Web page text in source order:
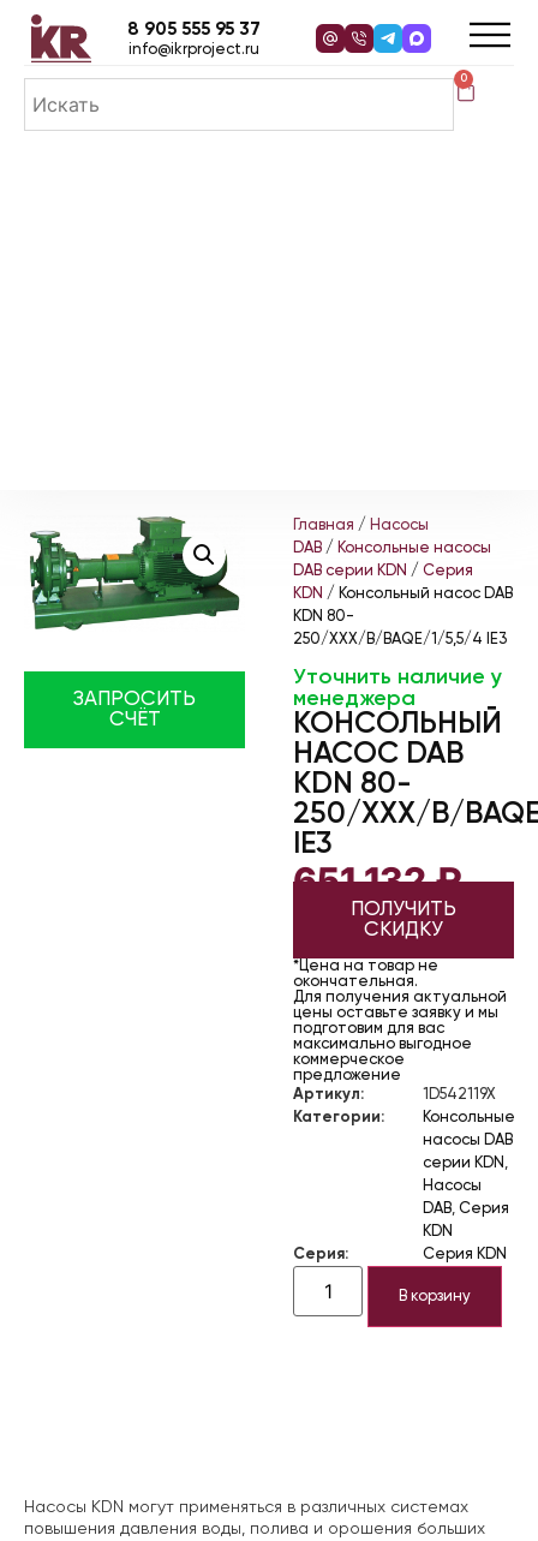
0
8 905 555 95 37
info@ikrproject.ru
ЗАПРОСИТЬ
СЧЁТ
Главная / Насосы
DAB / Консольные насосы
DAB серии KDN / Серия
KDN / Консольный насос DAB
KDN 80-
250/XXX/B/BAQE/1/5,5/4 IE3
Уточнить наличие у
менеджера
КОНСОЛЬНЫЙ
НАСОС DAB
KDN 80-
250/XXX/B/
IE3
651 132₽
ПОЛУЧИТЬ
СКИДКУ
*Цена на товар не
окончательная.
Для получения актуальной
цены оставьте заявку и мы
подготовим для вас
максимально выгодное
коммерческое
предложение
Артикул:
1D542119X
Категории:
Консольные
насосы DAB
серии KDN ,
Насосы
DAB, Серия
KDN
Серия:
Серия KDN
В корзину
Насосы KDN могут применяться в различных системах
повышения давления воды, полива и орошения больших